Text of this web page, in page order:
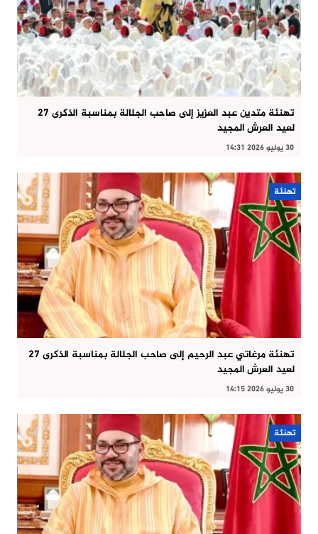
تهنئة متدين عبد العزيز إلى صاحب الجلالة بمناسبة الذكرى 27
لعيد العرش المجيد
30 يوليو 2026 14:31
تهنئة
تهنئة مرغاتي عبد الرحيم إلى صاحب الجلالة بمناسبة الذكرى 27
لعيد العرش المجيد
30 يوليو 2026 14:15
تهنئة